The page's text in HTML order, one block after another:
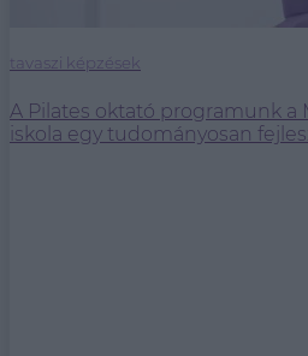
tavaszi képzések
A Pilates oktató programunk a
iskola egy tudományosan